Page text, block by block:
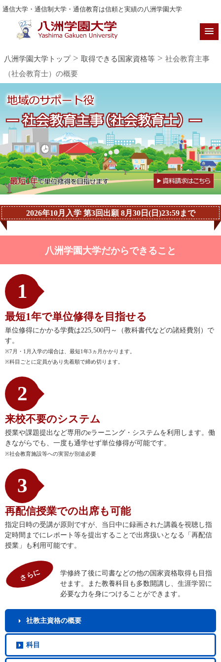
通信大学・通信制大学・通信教育は信頼と実績の八洲学園大学
八洲学園大学トップ> 取得できる国家資格等 > 社会教育主事
（社会教育士）の概要
2026年10月入学 第3回出願 8月30日(日)23:59まで
八洲学園大学だからできること
1
最短1年で単位修得を目指せる
単位修得にかかる学費は225,500円～（教科書代などの諸経費別）で
す。
※7月・1月入学の場合は、最短1年3ヵ月かかります。
※科目ごとに定員があり先着順で締め切ります。
2
来校不要のシステム
授業や課題提出など専用のeラーニング・システムを利用します。働
きながらでも、一度も通学せず単位修得が可能です。
※社会教育施設等への実習が別途必要
3
再配信授業での出席も可能
指定日時の受講が原則ですが、当日中に録画された講義を視聴し指
定時間までにレポート等を提出することで出席扱いとなる「再配信
授業」も利用可能です。
さらに
学修終了後に司書などの他の国家資格取得も目指
せます。また教養科目も多数開講し、生涯学習に
必要な力を身につけることができます。
社教主資格の概要
科目